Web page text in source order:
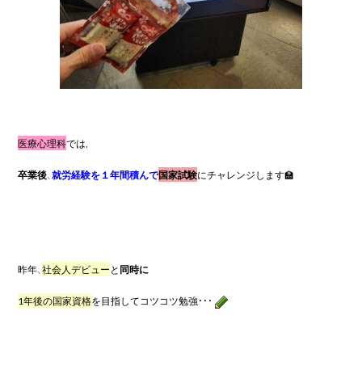
医療心理科では,
卒業後、就労経験を１年間積んで国家試験にチャレンジします🏫
昨年、社会人デビューと同時に
1年後の国家資格を目指してコツコツ勉強・・・